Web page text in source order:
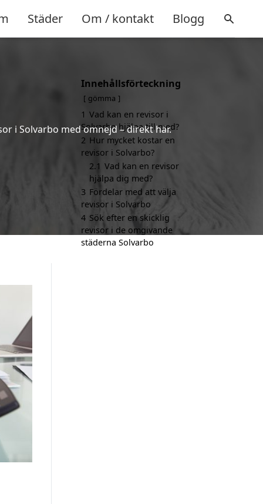
Städer Om / kontakt Blogg
i Solvarbo med omnejd – direkt här.
Innehållsförteckning
gömma
1 Vad kan en revisor i
Solvarbo hjälpa till med?
2 Hur mycket kostar en
revisor i Solvarbo?
2.1 Vad kan en revisor
hjälpa dig med?
3 Fördelar med att välja
revisor i Solvarbo
4 Sök efter en skicklig
revisor i de omgivande
städerna Solvarbo